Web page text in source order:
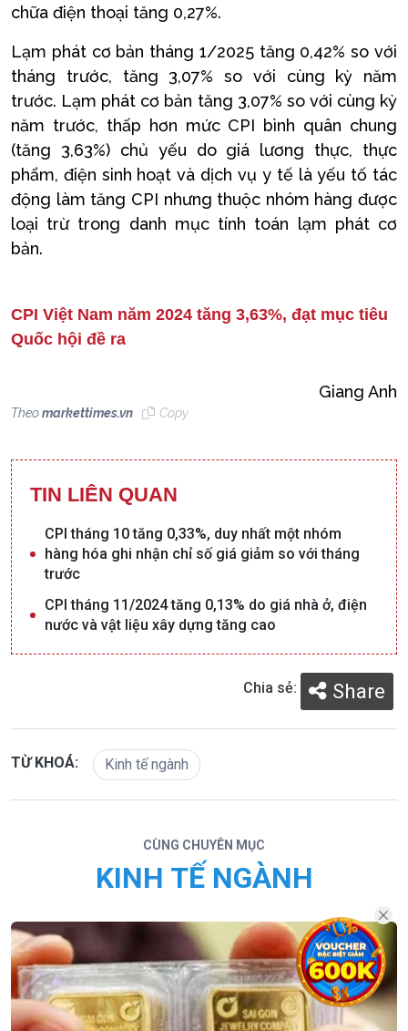
chữa điện thoại tăng 0,27%.
Lạm phát cơ bản tháng 1/2025 tăng 0,42% so với
tháng trước, tăng 3,07% so với cùng kỳ năm
trước. Lạm phát cơ bản tăng 3,07% so với cùng kỳ
năm trước, thấp hơn mức CPI bình quân chung
(tăng 3,63%) chủ yếu do giá lương thực, thực
phẩm, điện sinh hoạt và dịch vụ y tế là yếu tố tác
động làm tăng CPI nhưng thuộc nhóm hàng được
loại trừ trong danh mục tính toán lạm phát cơ
bản.
CPI Việt Nam năm 2024 tăng 3,63%, đạt mục tiêu
Quốc hội đề ra
Giang Anh
Theomarkettimes.vn Copy
TIN LIÊN QUAN
CPI tháng 10 tăng 0,33%, duy nhất một nhóm
hàng hóa ghi nhận chỉ số giá giảm so với tháng
trước
CPI tháng 11/2024 tăng 0,13% do giá nhà ở, điện
nước và vật liệu xây dựng tăng cao
Chia sẻ: Share
TỪ KHOÁ: Kinh tế ngành
CÙNG CHUYÊN MỤC
KINH TẾ NGÀNH